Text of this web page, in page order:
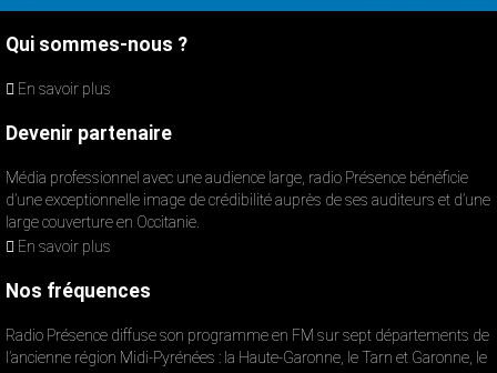
Qui sommes-nous ?
En savoir plus
Devenir partenaire
Média professionnel avec une audience large, radio Présence bénéficie
d’une exceptionnelle image de crédibilité auprès de ses auditeurs et d’une
large couverture en Occitanie.
En savoir plus
Nos fréquences
Radio Présence diffuse son programme en FM sur sept départements de
l’ancienne région Midi-Pyrénées : la Haute-Garonne, le Tarn et Garonne, le